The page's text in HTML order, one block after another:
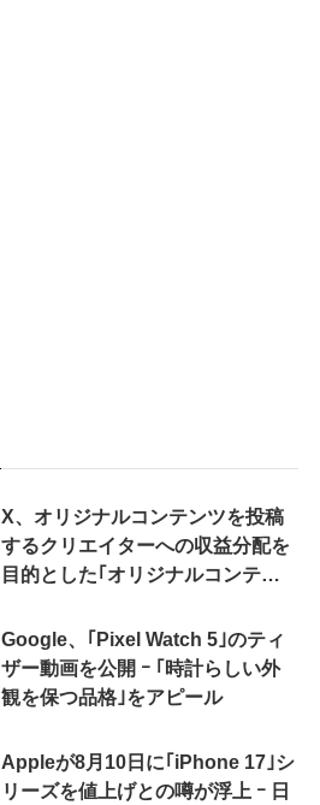
X、オリジナルコンテンツを投稿
するクリエイターへの収益分配を
目的とした｢オリジナルコンテン
来の｢収益分配｣は廃止
Google、｢Pixel Watch 5｣のティ
ザー動画を公開 ｰ ｢時計らしい外
観を保つ品格｣をアピール
Appleが8月10日に｢iPhone 17｣シ
リーズを値上げとの噂が浮上 ｰ 日